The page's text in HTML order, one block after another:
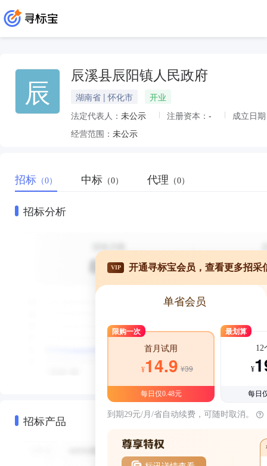
辰 辰溪县辰阳镇人民政府
湖南省 | 怀化市
开业
法定代表人： 未公示 注册资本： -
成立日
经营范围： 未公示
招标 （0） 中标 （0） 代理 （0）
招标分析
招标产品
VIP 开通寻标宝会员，查看更多招采
单省会员
限购一次
首月试用
¥14.9 ¥39
每日仅0.48元
最划算
12
¥
每日
到期29元/月/省自动续费，可随时取消。